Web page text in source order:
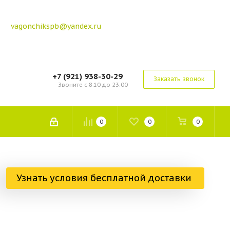
vagonchikspb@yandex.ru
+7 (921) 938-30-29
Звоните с 8:10 до 23.00
Заказать звонок
0 0 0
Узнать условия бесплатной доставки